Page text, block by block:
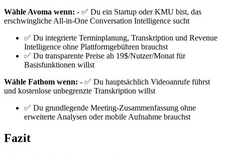
Wähle Avoma wenn: - ✅ Du ein Startup oder KMU bist, das
erschwingliche All-in-One Conversation Intelligence sucht
✅ Du integrierte Terminplanung, Transkription und Revenue
Intelligence ohne Plattformgebühren brauchst
✅ Du transparente Preise ab 19$/Nutzer/Monat für
Basisfunktionen willst
Wähle Fathom wenn: - ✅ Du hauptsächlich Videoanrufe führst
und kostenlose unbegrenzte Transkription willst
✅ Du grundlegende Meeting-Zusammenfassung ohne
erweiterte Analysen oder mobile Aufnahme brauchst
Fazit